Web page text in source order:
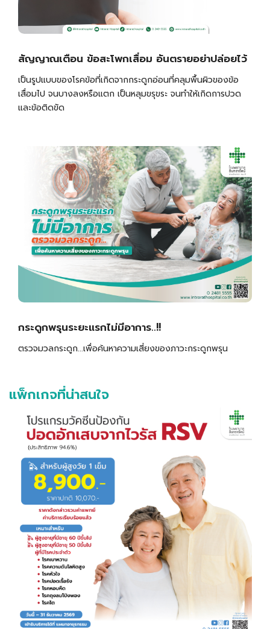
สัญญาณเตือน ข้อสะโพกเสื่อม อันตรายอย่าปล่อยไว้
เป็นรูปแบบของโรคข้อที่เกิดจากกระดูกอ่อนที่คลุมพื้นผิวของข้อ
เสื่อมไป จนบางลงหรือแตก เป็นหลุมขรุขระ จนทำให้เกิดการปวด
และข้อติดขัด
กระดูกพรุนระยะแรกไม่มีอาการ..!!
ตรวจมวลกระดูก...เพื่อค้นหาความเสี่ยงของภาวะกระดูกพรุน
แพ็กเกจที่น่าสนใจ